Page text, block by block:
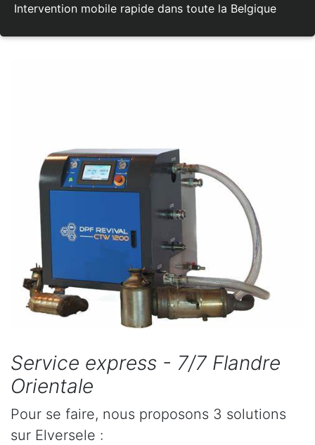
Intervention mobile rapide dans toute la Belgique
Service express - 7/7 Flandre
Orientale
Pour se faire, nous proposons 3 solutions
sur Elversele :